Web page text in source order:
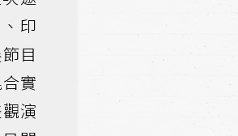
印
目
實
演